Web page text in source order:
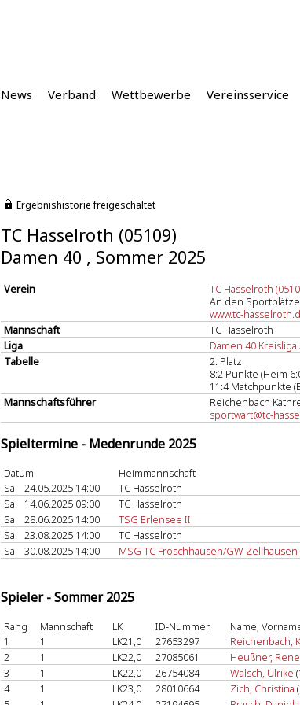
News Verband Wettbewerbe Vereinsservice
Ergebnishistorie freigeschaltet
TC Hasselroth (05109)
Damen 40 , Sommer 2025
Verein
TC Hasselroth
An den
www.tc-
Mannschaft
TC Hasselroth
Liga
Damen 40 Kreisliga
Tabelle
2. Platz
8:2 Punkte (Heim
11:4 Matchpunkte
Mannschaftsführer
Reichenbach
sportwart@tc-
Spieltermine - Medenrunde 2025
Datum Heimmannschaft
Sa. 24.05.2025 14:00 TC Hasselroth
Sa.
14.06.2025 09:00 TC Hasselroth
Sa. 28.06.2025 14:00 TSG Erlensee II
Sa. 23.08.2025 14:00 TC Hasselroth
Sa. 30.08.2025 14:00 MSG TC Froschhausen/GW Zellhausen
Spieler - Sommer 2025
Rang Mannschaft LK ID-Nummer Name,
1
1 LK21,0 27653297 Reichenbach,
2
1 LK22,0 27085061 Heußner,
3
1 LK22,0 26754084 Walsch, Ulrike
4
1 LK23,0 28010664 Zich, Christina